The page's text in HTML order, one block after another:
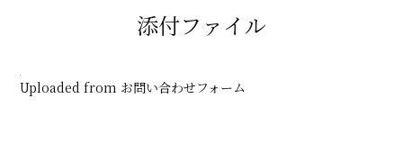
美味しい安心
添付ファイル
Uploaded from お問い合わせフォーム